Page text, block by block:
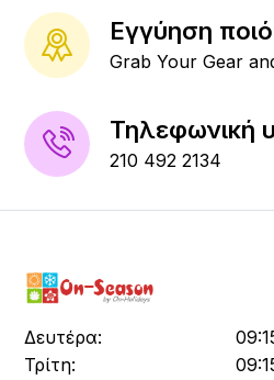
Εγγύηση
Grab Your Gear
Τηλεφωνική
210 492 2134
Δευτέρα:
Τρίτη: